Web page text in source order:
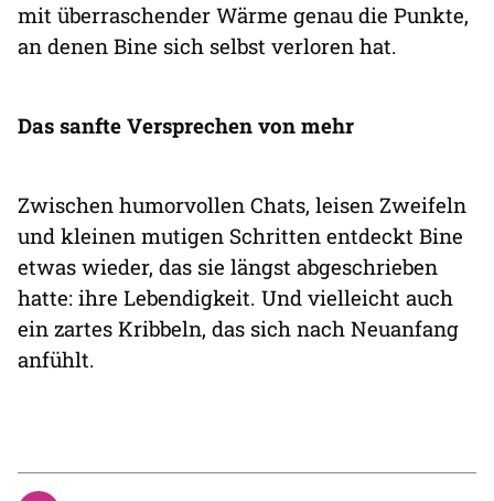
mit überraschender Wärme genau die Punkte,
an denen Bine sich selbst verloren hat.
Das sanfte Versprechen von mehr
Zwischen humorvollen Chats, leisen Zweifeln
und kleinen mutigen Schritten entdeckt Bine
etwas wieder, das sie längst abgeschrieben
hatte: ihre Lebendigkeit. Und vielleicht auch
ein zartes Kribbeln, das sich nach Neuanfang
anfühlt.